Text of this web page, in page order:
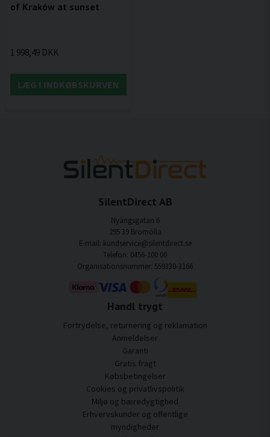
of Kraków at sunset
1 998,49 DKK
LÆG I INDKØBSKURVEN
SilentDirect AB
Nyängsgatan 6
295 39 Bromölla
E-mail: kundservice@silentdirect.se
Telefon: 0456-100 00
Organisationsnummer: 559330-3166
Handl trygt
Fortrydelse, returnering og reklamation
Anmeldelser
Garanti
Gratis fragt
Købsbetingelser
Cookies og privatlivspolitik
Miljø og bæredygtighed
Erhvervskunder og offentlige
myndigheder